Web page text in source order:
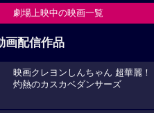
劇場上映中の映画一覧
画配信作品
映画クレヨンしんちゃん 超華麗！
灼熱のカスカベダンサーズ